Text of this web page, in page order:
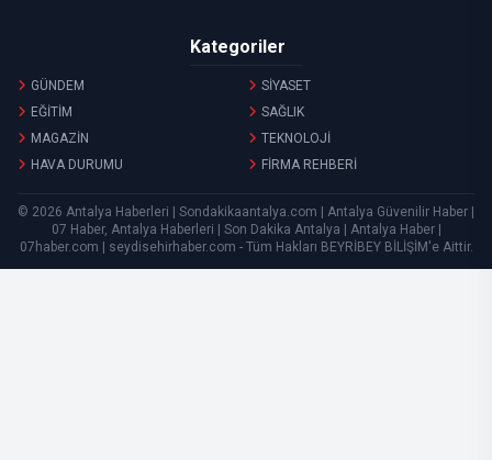
Kategoriler
GÜNDEM
SİYASET
EĞİTİM
SAĞLIK
MAGAZİN
TEKNOLOJİ
HAVA DURUMU
FİRMA REHBERİ
© 2026 Antalya Haberleri | Sondakikaantalya.com | Antalya Güvenilir Haber |
07 Haber, Antalya Haberleri | Son Dakika Antalya | Antalya Haber |
07haber.com | seydisehirhaber.com - Tüm Hakları BEYRİBEY BİLİŞİM'e Aittir.